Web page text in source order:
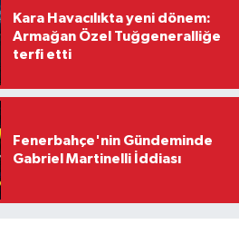
Kara Havacılıkta yeni dönem:
Armağan Özel Tuğgeneralliğe
terfi etti
Fenerbahçe'nin Gündeminde
Gabriel Martinelli İddiası